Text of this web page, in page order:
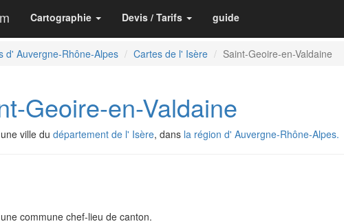
Cartographie Devis / Tarifs guide
d' Auvergne-Rhône-Alpes Cartes de l' Isère Saint-Geoire-en-Valdaine
Geoire-en-Valdaine
ville du département de l' Isère, dans la région d' Auvergne-Rhône-Alpes.
commune chef-lieu de canton.